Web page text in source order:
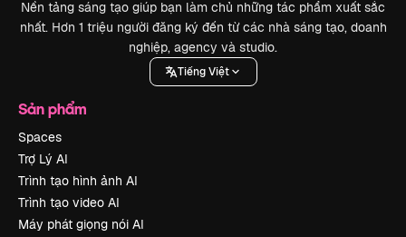
Nền tảng sáng tạo giúp bạn làm chủ những tác phẩm xuất sắc
nhất. Hơn 1 triệu người đăng ký đến từ các nhà sáng tạo, doanh
nghiệp, agency và studio.
Tiếng Việt
Sản phẩm
Spaces
Trợ Lý AI
Trình tạo hình ảnh AI
Trình tạo video AI
Máy phát giọng nói AI